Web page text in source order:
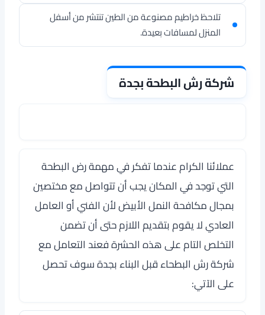
تلاحظ خراطيم مصنوعة من الطين تنتشر من أسفل
المنزل لمسافات بعيدة.
شركة رش البطحة بجدة
عملائنا الكرام عندما تفكر في مهمة رض البطحة
التي توجد في المكان يجب أن تتواصل مع مختصين
بمجال مكافحة النمل الأبيض لأن الفني أو العامل
العادي لا يقوم بتقديم اللازم حتى أن تضمن
التخلص التام على هذه الحشرة فعند التعامل مع
شركة رش البطحاء قبل البناء بجدة سوف تحصل
على الآتي: